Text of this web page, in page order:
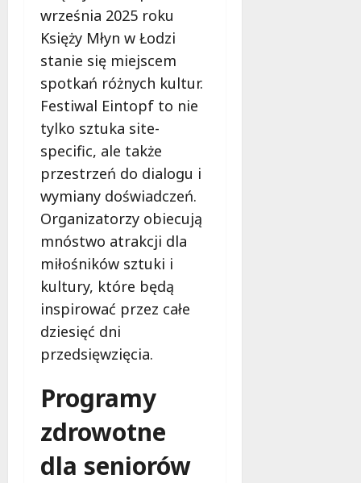
września 2025 roku
Księży Młyn w Łodzi
stanie się miejscem
spotkań różnych kultur.
Festiwal Eintopf to nie
tylko sztuka site-
specific, ale także
przestrzeń do dialogu i
wymiany doświadczeń.
Organizatorzy obiecują
mnóstwo atrakcji dla
miłośników sztuki i
kultury, które będą
inspirować przez całe
dziesięć dni
przedsięwzięcia.
Programy
zdrowotne
dla seniorów